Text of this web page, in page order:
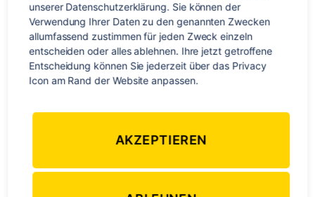
Deine Sprachfähigkeit verbessern, dabei eine neue Stadt
entdecken und auch noch neue Leute kennenlernen klingt
perfekt für dich? Dann ist eine Sprachreise genau das
Richtige für dich! Wie es Daniel auf unserer 30+ Sprachreise
ist die englische Sprache zu verbessern, liest du in seinem
Schlagwörter
Europa,London,Reisen,Sprachreise
unserer Datenschutzerklärung. Sie können der
Verwendung Ihrer Daten zu den genannten Zwecken
allumfassend zustimmen für jeden Zweck einzeln
entscheiden oder alles ablehnen. Ihre jetzt getroffene
Entscheidung können Sie jederzeit über das Privacy
Icon am Rand der Website anpassen.
AKZEPTIEREN